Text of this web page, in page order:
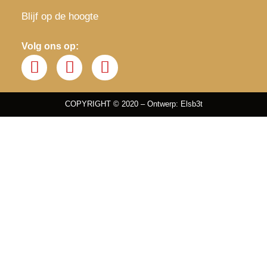
Blijf op de hoogte
Volg ons op:
COPYRIGHT © 2020 – Ontwerp: Elsb3t